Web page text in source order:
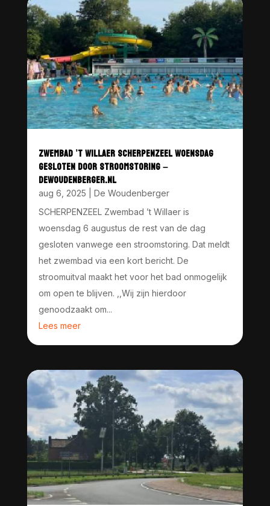
ZWEMBAD ’T WILLAER SCHERPENZEEL WOENSDAG
GESLOTEN DOOR STROOMSTORING –
DEWOUDENBERGER.NL
aug 6, 2025
De Woudenberger
SCHERPENZEEL Zwembad ’t Willaer is
woensdag 6 augustus de rest van de dag
gesloten vanwege een stroomstoring. Dat meldt
het zwembad via een kort bericht. De
stroomuitval maakt het voor het bad onmogelijk
om open te blijven. ,,Wij zijn hierdoor
genoodzaakt om...
Lees meer